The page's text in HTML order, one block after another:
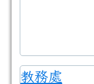
教務處